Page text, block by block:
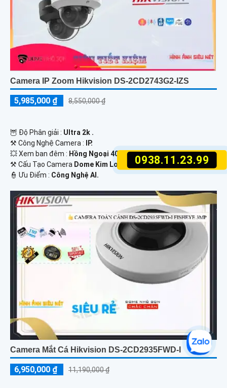
0938.11.23.99
Camera IP Zoom Hikvision DS-2CD2743G2-IZS
5,985,000 ₫ 8,550,000 ₫
🦉 Độ Phân giải : Ultra 2k .
⚒ Công Nghệ Camera :
IP.
💥 Xem ban đêm : Hồng Ngoại 40m Hồng Ngoại Smart IR.
⚒ Cấu Tạo Camera Dome Kim Loại.
️👮 Ưu Điểm : Công Nghệ AI.
Camera Mắt Cá Hikvision DS-2CD2935FWD-I
6,950,000 ₫ 11,190,000 ₫